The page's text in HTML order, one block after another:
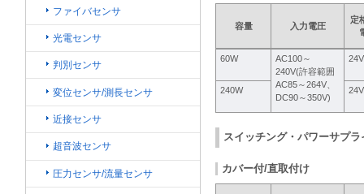
ファイバセンサ
光電センサ
判別センサ
変位センサ/測長センサ
近接センサ
超音波センサ
圧力センサ/流量センサ
容量 入力電圧
定
60W
AC100～
240V(許容範囲
AC85～264V、
DC90～350V)
24V
240W 24V
スイッチング・パワーサプ
カバー付/直取付け